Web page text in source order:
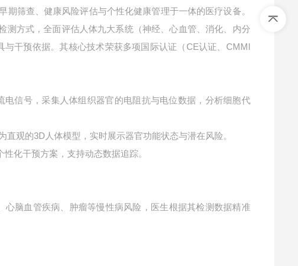
筛查、健康风险评估与个性化健康管理于一体的医疗设备。
方式，全面评估人体九大系统（神经、心血管、消化、内分
干预依据。其核心技术荣获多项国际认证（CE认证、CMMI
电信号，采集人体组织器官的电阻抗与电位数据，分析细胞代
直观的3D人体模型，实时展示器官功能状态与潜在风险。
化干预方案，支持动态数据追踪。
心脑血管疾病、肿瘤等慢性病风险，医生根据其检测数据精准